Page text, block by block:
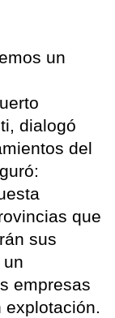
un
dialogó
del
que
sus
empresas
explotación.